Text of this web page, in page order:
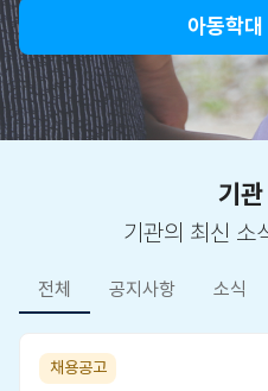
아동학대
기
기관의 최신 소
전체 공지사항 소식
채용공고